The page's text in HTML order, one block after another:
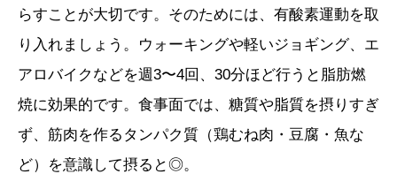
らすことが大切です。そのためには、有酸素運動を取
り入れましょう。ウォーキングや軽いジョギング、エ
アロバイクなどを週3〜4回、30分ほど行うと脂肪燃
焼に効果的です。食事面では、糖質や脂質を摂りすぎ
ず、筋肉を作るタンパク質（鶏むね肉・豆腐・魚な
ど）を意識して摂ると◎。